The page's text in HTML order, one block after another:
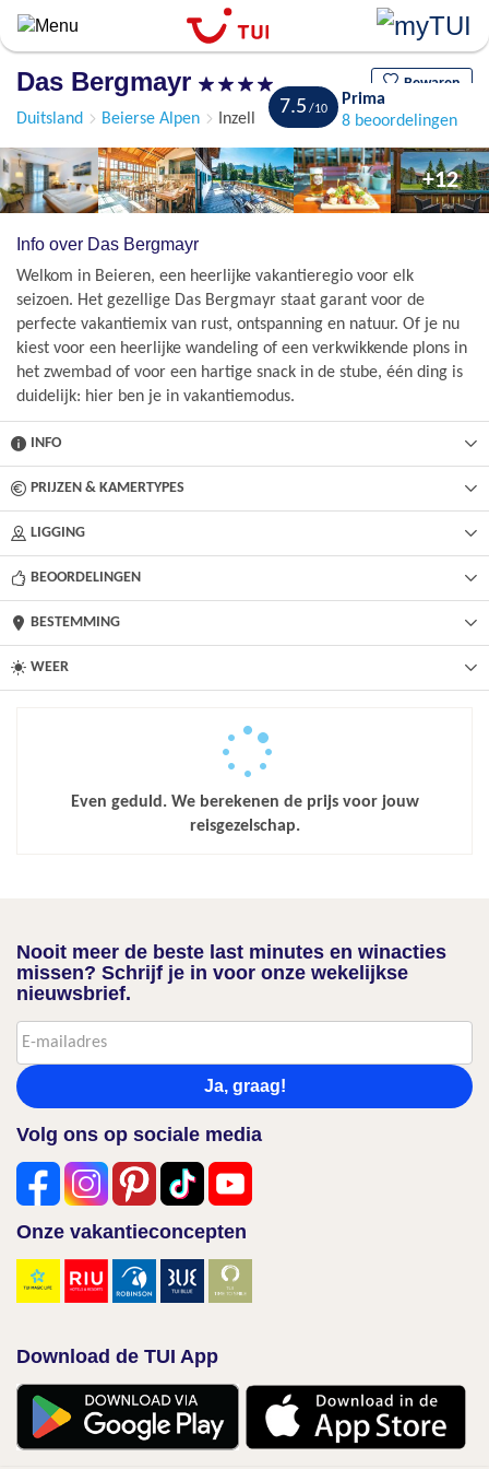
Overslaan
en
algemene
gaan
Das Bergmayr Bewaren
Duitsland Beierse Alpen Inzell
7.5
Prima
8 beoordelingen
+12
Info over Das Bergmayr
Welkom in Beieren, een heerlijke vakantieregio voor elk
seizoen. Het gezellige Das Bergmayr staat garant voor de
perfecte vakantiemix van rust, ontspanning en natuur. Of je nu
kiest voor een heerlijke wandeling of een verkwikkende plons in
het zwembad of voor een hartige snack in de stube, één ding is
duidelijk: hier ben je in vakantiemodus.
INFO
PRIJZEN & KAMERTYPES
LIGGING
BEOORDELINGEN
BESTEMMING
WEER
Even geduld. We berekenen de prijs voor jouw
reisgezelschap.
Nooit meer de beste last minutes en winacties
missen? Schrijf je in voor onze wekelijkse
nieuwsbrief.
Ja, graag!
Volg ons op sociale media
Onze vakantieconcepten
Download de TUI App